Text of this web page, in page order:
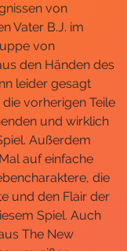
von
Vater B.J. im
von
den Händen des
leider gesagt
vorherigen Teile
und wirklich
Außerdem
auf einfache
die
und den Flair der
Spiel. Auch
The New